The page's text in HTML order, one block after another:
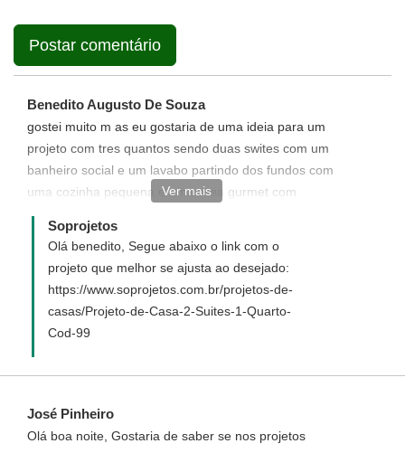
Benedito Augusto De Souza
gostei muito m as eu gostaria de uma ideia para um
projeto com tres quantos sendo duas swites com um
banheiro social e um lavabo partindo dos fundos com
uma cozinha pequena e uma area gurmet com
lavanderia proximas nym terrena de 11 de fundo por 15
de fren te com uma profundidade de 26m
Ver mais
Soprojetos
Olá benedito, Segue abaixo o link com o
projeto que melhor se ajusta ao desejado:
https://www.soprojetos.com.br/projetos-de-
casas/Projeto-de-Casa-2-Suites-1-Quarto-
Cod-99
José Pinheiro
Olá boa noite, Gostaria de saber se nos projetos